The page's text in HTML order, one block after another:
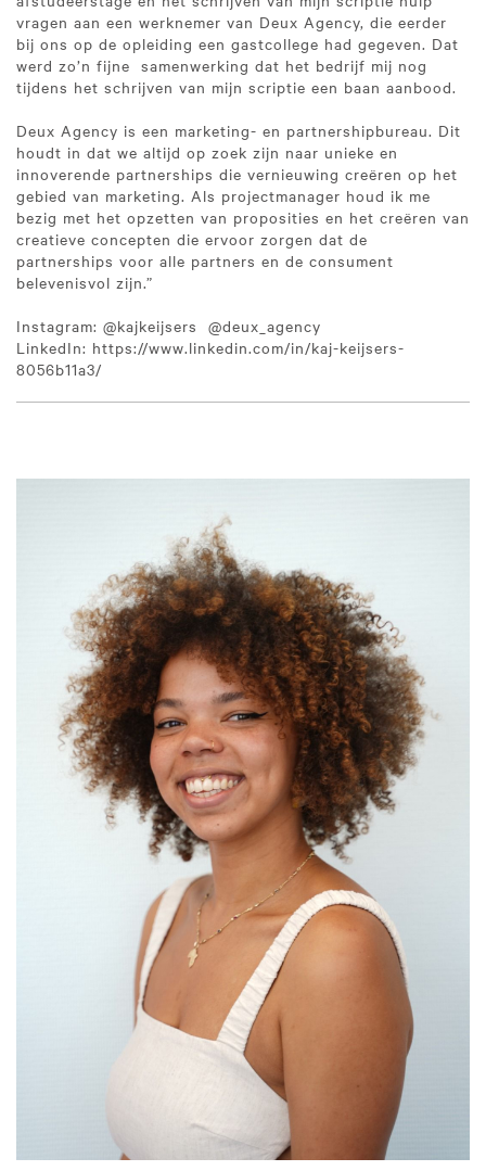
vragen aan een werknemer van Deux Agency, die eerder
bij ons op de opleiding een gastcollege had gegeven. Dat
werd zo’n fijne samenwerking dat het bedrijf mij nog
tijdens het schrijven van mijn scriptie een baan aanbood.
Deux Agency is een marketing- en partnershipbureau. Dit
houdt in dat we altijd op zoek zijn naar unieke en
innoverende partnerships die vernieuwing creëren op het
gebied van marketing. Als projectmanager houd ik me
bezig met het opzetten van proposities en het creëren van
creatieve concepten die ervoor zorgen dat de
partnerships voor alle partners en de consument
belevenisvol zijn.”
Instagram: @kajkeijsers @deux_agency
LinkedIn: https://www.linkedin.com/in/kaj-keijsers-
8056b11a3/